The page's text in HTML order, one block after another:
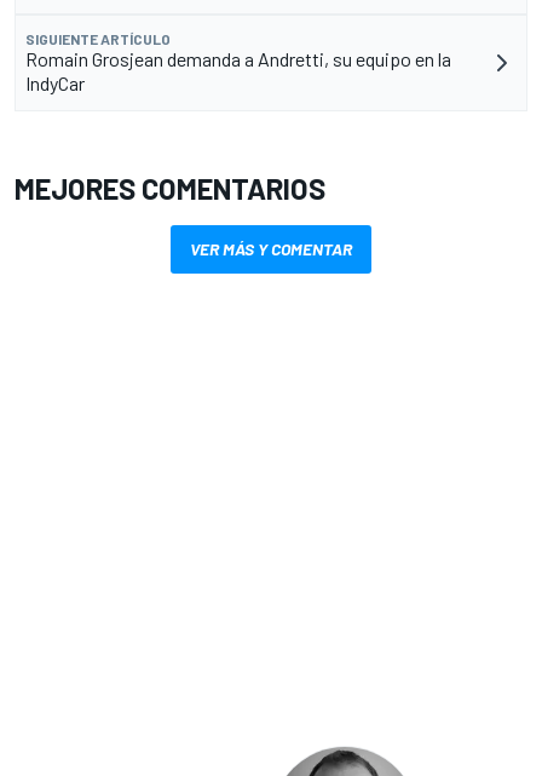
SIGUIENTE ARTÍCULO
Romain Grosjean demanda a Andretti, su equipo en la
IndyCar
MEJORES COMENTARIOS
VER MÁS Y COMENTAR